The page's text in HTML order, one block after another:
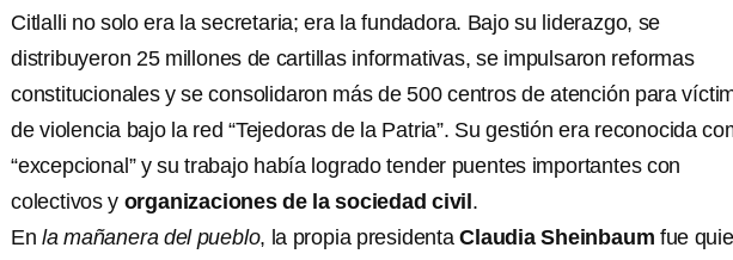
Citlalli no solo era la secretaria; era la fundadora. Bajo su liderazgo, se
distribuyeron 25 millones de cartillas informativas, se impulsaron reformas
constitucionales y se consolidaron más de 500 centros de atención para
de violencia bajo la red “Tejedoras de la Patria”. Su gestión era reconocida
“excepcional” y su trabajo había logrado tender puentes importantes con
colectivos y organizaciones de la sociedad civil .
En la mañanera del pueblo, la propia presidentaClaudia Sheinbaum fue